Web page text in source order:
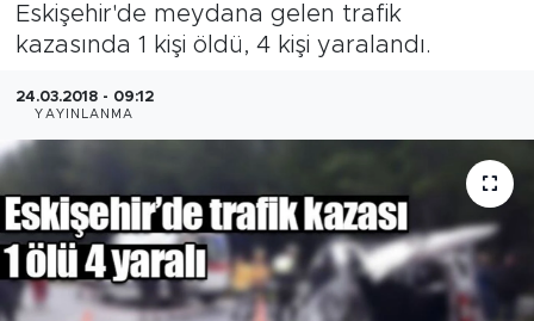
Eskişehir'de meydana gelen trafik
kazasında 1 kişi öldü, 4 kişi yaralandı.
24.03.2018 - 09:12
YAYINLANMA
Sağlık
Ekonomi
Sanat
Bölge
Tüm Manşetler
Son Dakika Haberleri